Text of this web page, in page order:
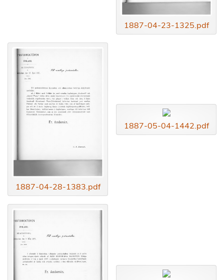
1887-04-23-1325.pdf
1887-04-28-1383.pdf
1887-05-04-1442.pdf